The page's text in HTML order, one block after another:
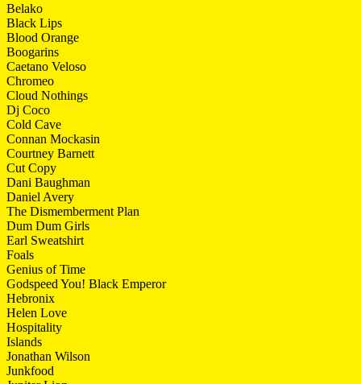
Belako
Black Lips
Blood Orange
Boogarins
Caetano Veloso
Chromeo
Cloud Nothings
Dj Coco
Cold Cave
Connan Mockasin
Courtney Barnett
Cut Copy
Dani Baughman
Daniel Avery
The Dismemberment Plan
Dum Dum Girls
Earl Sweatshirt
Foals
Genius of Time
Godspeed You! Black Emperor
Hebronix
Helen Love
Hospitality
Islands
Jonathan Wilson
Junkfood